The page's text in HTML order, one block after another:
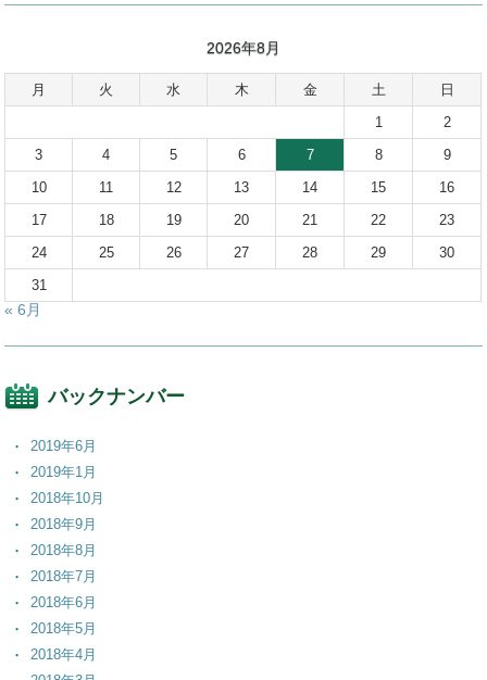
2026年8月
月 火 水 木 金 土
日
1
2
3
4 5 6 7 8
9
10
11 12 13 14 15
16
17
18 19 20 21 22
23
24
25 26 27 28 29
30
31
« 6月
バックナンバー
2019年6月
2019年1月
2018年10月
2018年9月
2018年8月
2018年7月
2018年6月
2018年5月
2018年4月